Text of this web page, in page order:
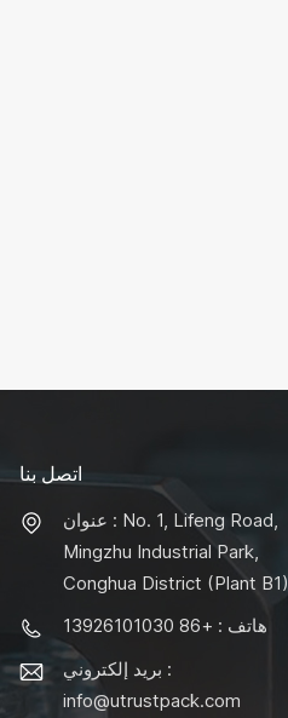
اتصل بنا
عنوان : No. 1, Lifeng Road,
Mingzhu Industrial Park,
Conghua District (Plant B1)
هاتف : +86 13926101030
بريد إلكتروني :
info@utrustpack.com